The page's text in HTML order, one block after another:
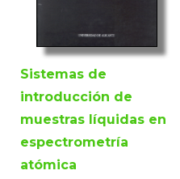
Sistemas de
introducción de
muestras líquidas en
espectrometría
atómica